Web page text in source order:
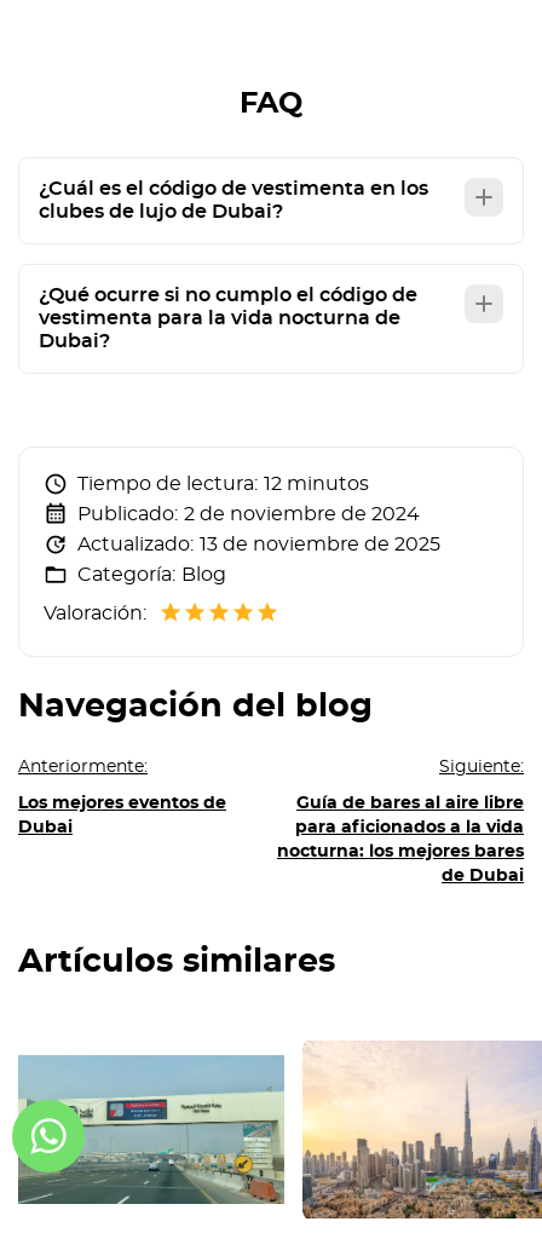
FAQ
¿Cuál es el código de vestimenta en los
clubes de lujo de Dubai?
¿Qué ocurre si no cumplo el código de
vestimenta para la vida nocturna de
Dubai?
Tiempo de lectura: 12 minutos
Publicado: 2 de noviembre de 2024
Actualizado: 13 de noviembre de 2025
Categoría: Blog
Valoración:
Navegación del blog
Anteriormente:
Los mejores eventos de
Dubai
Siguiente:
Guía de bares al aire libre
para aficionados a la vida
nocturna: los mejores bares
de Dubai
Artículos similares